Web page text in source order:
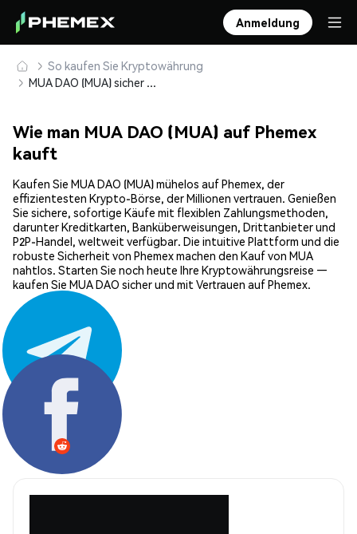
Anmeldung
So kaufen Sie Kryptowährung
MUA DAO (MUA) sicher kaufen und speichern
Wie man MUA DAO (MUA) auf Phemex
kauft
Kaufen Sie MUA DAO (MUA) mühelos auf Phemex, der
effizientesten Krypto-Börse, der Millionen vertrauen. Genießen
Sie sichere, sofortige Käufe mit flexiblen Zahlungsmethoden,
darunter Kreditkarten, Banküberweisungen, Drittanbieter und
P2P-Handel, weltweit verfügbar. Die intuitive Plattform und die
robuste Sicherheit von Phemex machen den Kauf von MUA
nahtlos. Starten Sie noch heute Ihre Kryptowährungsreise —
kaufen Sie MUA DAO sicher und mit Vertrauen auf Phemex.
Teilen: